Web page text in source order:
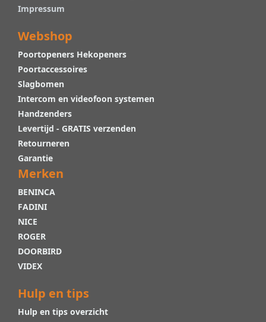
Impressum
Webshop
Poortopeners Hekopeners
Poortaccessoires
Slagbomen
Intercom en videofoon systemen
Handzenders
Levertijd - GRATIS verzenden
Retourneren
Garantie
Merken
BENINCA
FADINI
NICE
ROGER
DOORBIRD
VIDEX
Hulp en tips
Hulp en tips overzicht